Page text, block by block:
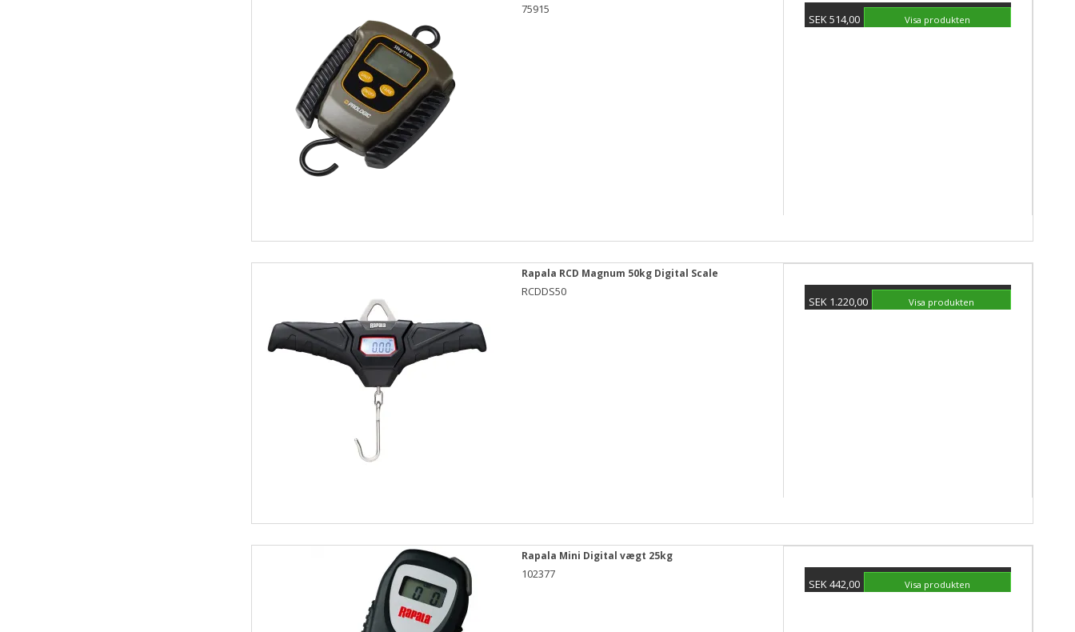
75915
SEK 514,00 Visa produkten
Rapala RCD Magnum 50kg Digital Scale
RCDDS50
SEK 1.220,00 Visa produkten
Rapala Mini Digital vægt 25kg
102377
SEK 442,00 Visa produkten